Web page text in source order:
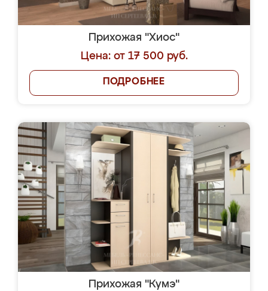
Прихожая "Хиос"
Цена: от 17 500 руб.
ПОДРОБНЕЕ
Прихожая "Кумэ"